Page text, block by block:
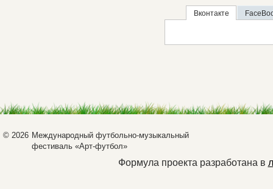
Вконтакте
© 2026 Международный футбольно-музыкальный
фестиваль «Арт-футбол»
Формула проекта разработана в